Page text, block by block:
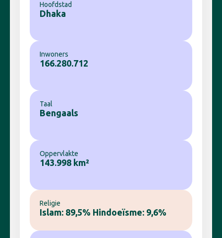
Hoofdstad
Dhaka
Inwoners
166.280.712
Taal
Bengaals
Oppervlakte
143.998 km²
Religie
Islam: 89,5% Hindoeïsme: 9,6%